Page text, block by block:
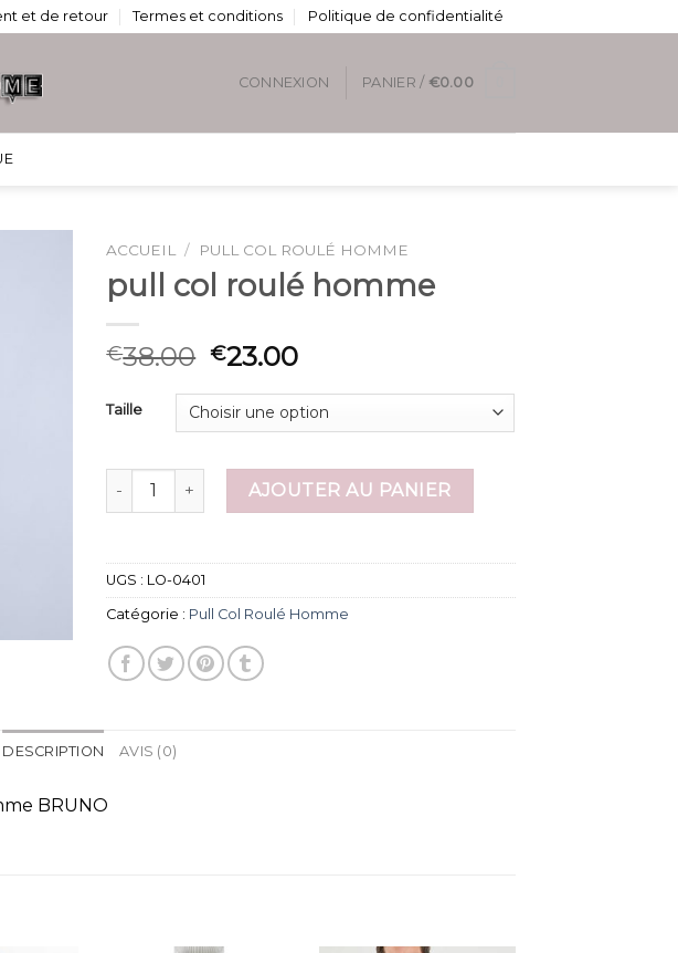
et de retour Termes et conditions Politique de confidentialité
CONNEXION PANIER / €0.00
ACCUEIL / PULL COL ROULÉ HOMME
pull col roulé homme
€38.00 €23.00
Taille
quantité de pull col roulé homme
AJOUTER AU PANIER
UGS : LO-0401
Catégorie : Pull Col Roulé Homme
DESCRIPTION AVIS (0)
BRUNO